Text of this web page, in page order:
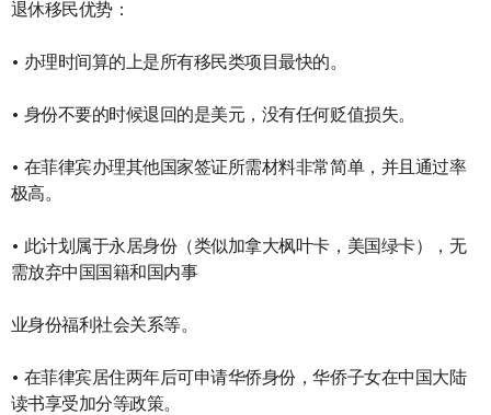
退休移民优势：
• 办理时间算的上是所有移民类项目最快的。
• 身份不要的时候退回的是美元，没有任何贬值损失。
• 在菲律宾办理其他国家签证所需材料非常简单，并且通过率
极高。
• 此计划属于永居身份（类似加拿大枫叶卡，美国绿卡），无
需放弃中国国籍和国内事
业身份福利社会关系等。
• 在菲律宾居住两年后可申请华侨身份，华侨子女在中国大陆
读书享受加分等政策。